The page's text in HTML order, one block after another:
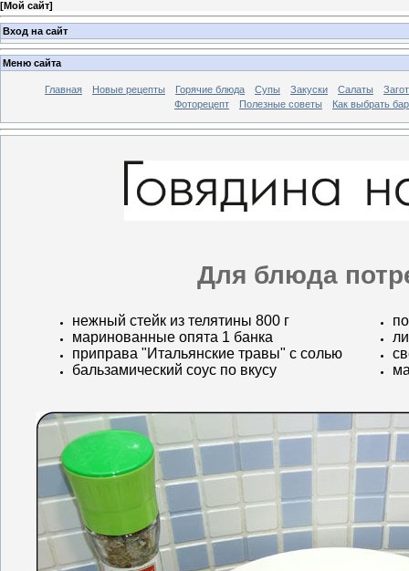
[Мой сайт]
Вход на сайт
Меню сайта
Главная Новые рецепты Горячие блюда Супы Закуски Салаты
Фоторецепт
Полезные советы Как выбрать
Для блюда
нежный стейк из телятины 800 г
маринованные опята 1 банка
приправа "Итальянские травы" с солью
бальзамический соус по вкусу